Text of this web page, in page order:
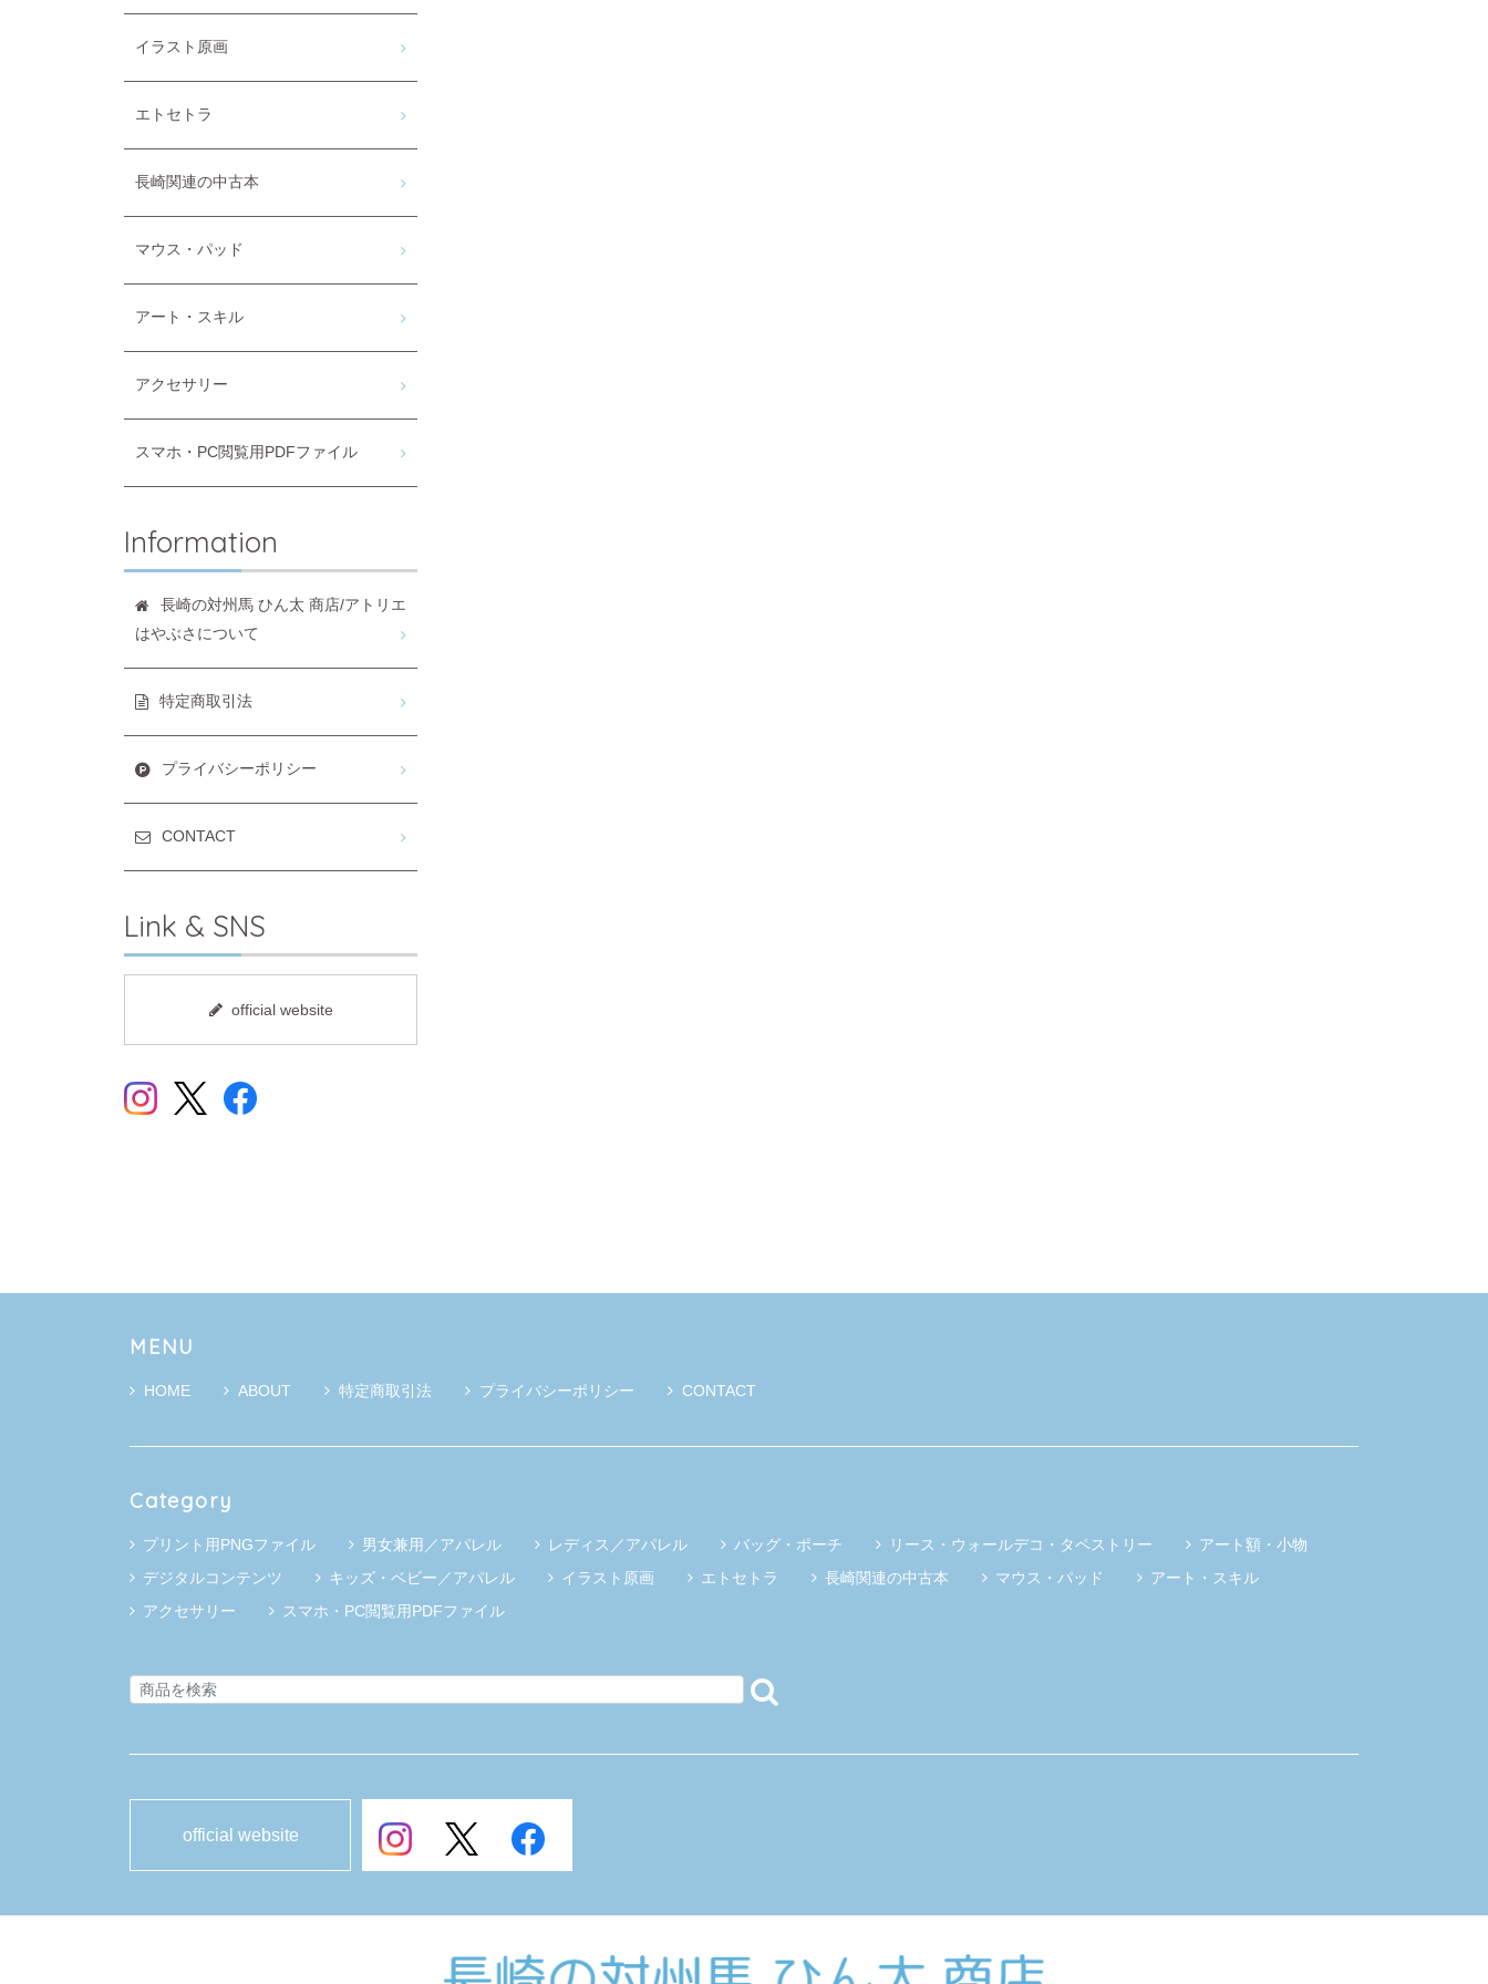
イラスト原画
エトセトラ
長崎関連の中古本
マウス・パッド
アート・スキル
アクセサリー
スマホ・PC閲覧用PDFファイル
Information
長崎の対州馬 ひん太 商店/アトリエ
はやぶさについて
特定商取引法
プライバシーポリシー
CONTACT
Link & SNS
official website
MENU
HOME ABOUT 特定商取引法 プライバシーポリシー CONTACT
Category
プリント用PNGファイル 男女兼用／アパレル レディス／アパレル バッグ・ポーチ リース・ウォールデコ・タペストリー
アート額・小物
デジタルコンテンツ
キッズ・ベビー／アパレル イラスト原画 エトセトラ 長崎関連の中古本 マウス・パッド
アート・スキル
アクセサリー
スマホ・PC閲覧用PDFファイル
official website